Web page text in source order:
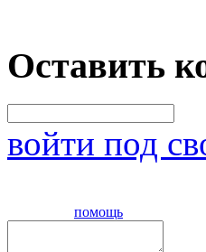
Оставить
войти под
помощь